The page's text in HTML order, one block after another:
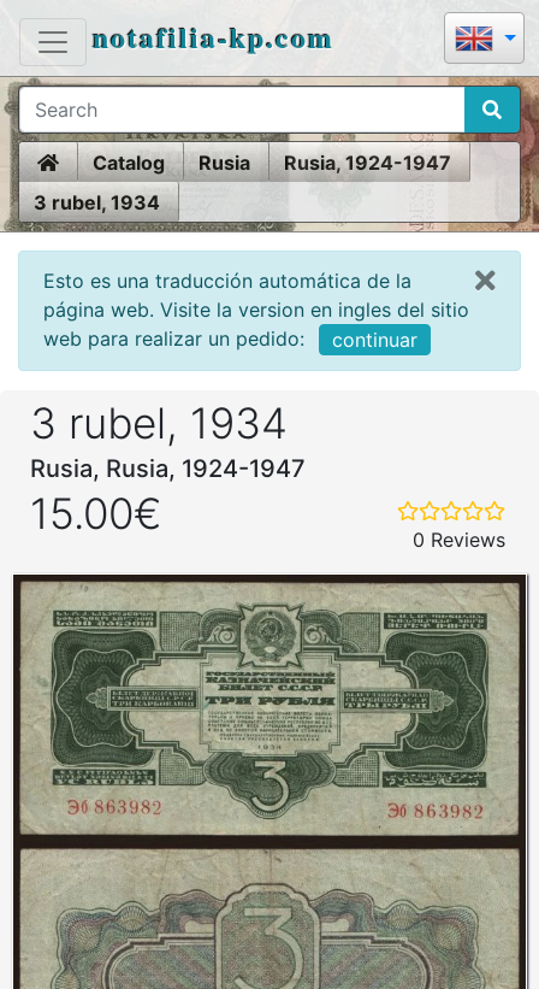
notafilia-kp.com
HomeCatalog Rusia
Rusia, 1924-1947
3 rubel, 1934
Esto es una traducción automática de la
página web. Visite la version en ingles del sitio
web para realizar un pedido:
continuar
3 rubel, 1934
Rusia, Rusia, 1924-1947
15.00€
0 Reviews